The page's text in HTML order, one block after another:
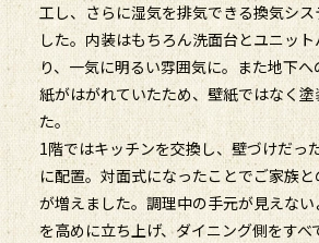
工し、さらに湿気を排気できる換気シ
した。内装はもちろん洗面台とユニッ
り、一気に明るい雰囲気に。また地下
紙がはがれていたため、壁紙ではなく塗
た。
1階ではキッチンを交換し、壁づけだっ
に配置。対面式になったことでご家族
が増えました。調理中の手元が見えな
を高めに立ち上げ、ダイニング側をすべ